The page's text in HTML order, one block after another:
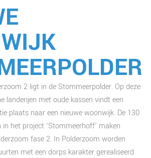
2 ligt in de Stommeerpolder. Op deze
landerijen met oude kassen vindt een
plaats naar een nieuwe woonwijk. De 130
het project ‘Stommeerhoff’ maken
fase 2. In Polderzoom worden
met een dorps karakter gerealiseerd